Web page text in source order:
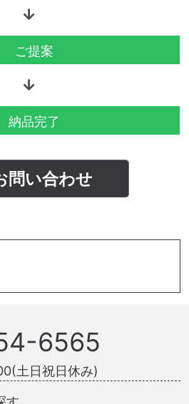
ご提案
納品完了
問い合わせ
6565
土日祝日休み)